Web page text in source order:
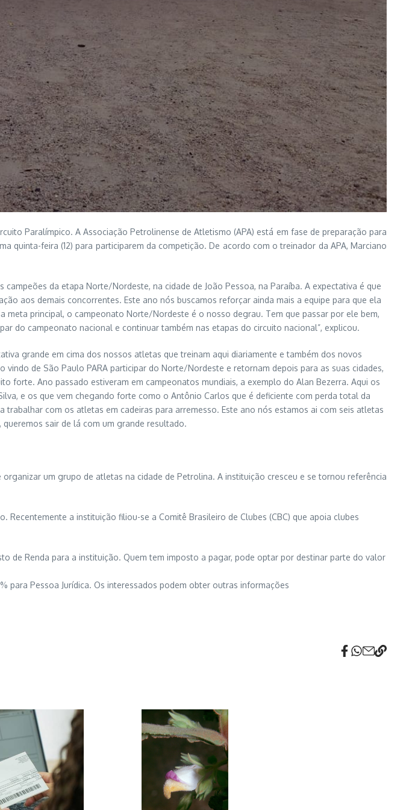
Paralímpico. A Associação Petrolinense de Atletismo (APA) está em fase de preparação para
quinta-feira (12) para participarem da competição. De acordo com o treinador da APA, Marciano
da etapa Norte/Nordeste, na cidade de João Pessoa, na Paraíba. A expectativa é que
aos demais concorrentes. Este ano nós buscamos reforçar ainda mais a equipe para que ela
principal, o campeonato Norte/Nordeste é o nosso degrau. Tem que passar por ele bem,
do campeonato nacional e continuar também nas etapas do circuito nacional”, explicou.
grande em cima dos nossos atletas que treinam aqui diariamente e também dos novos
de São Paulo PARA participar do Norte/Nordeste e retornam depois para as suas cidades,
forte. Ano passado estiveram em campeonatos mundiais, a exemplo do Alan Bezerra. Aqui os
e os que vem chegando forte como o Antônio Carlos que é deficiente com perda total da
com os atletas em cadeiras para arremesso. Este ano nós estamos ai com seis atletas
sair de lá com um grande resultado.
um grupo de atletas na cidade de Petrolina. A instituição cresceu e se tornou referência
a instituição filiou-se a Comitê Brasileiro de Clubes (CBC) que apoia clubes
de Renda para a instituição. Quem tem imposto a pagar, pode optar por destinar parte do valor
para Pessoa Jurídica. Os interessados podem obter outras informações